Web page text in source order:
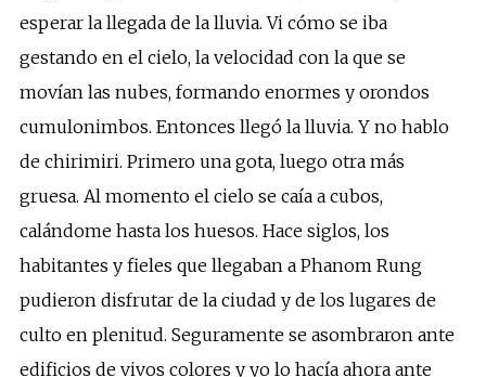
esperar la llegada de la lluvia. Vi cómo se iba
gestando en el cielo, la velocidad con la que se
movían las nubes, formando enormes y orondos
cumulonimbos. Entonces llegó la lluvia. Y no hablo
de chirimiri. Primero una gota, luego otra más
gruesa. Al momento el cielo se caía a cubos,
calándome hasta los huesos. Hace siglos, los
habitantes y fieles que llegaban a Phanom Rung
pudieron disfrutar de la ciudad y de los lugares de
culto en plenitud. Seguramente se asombraron ante
edificios de vivos colores y yo lo hacía ahora ante